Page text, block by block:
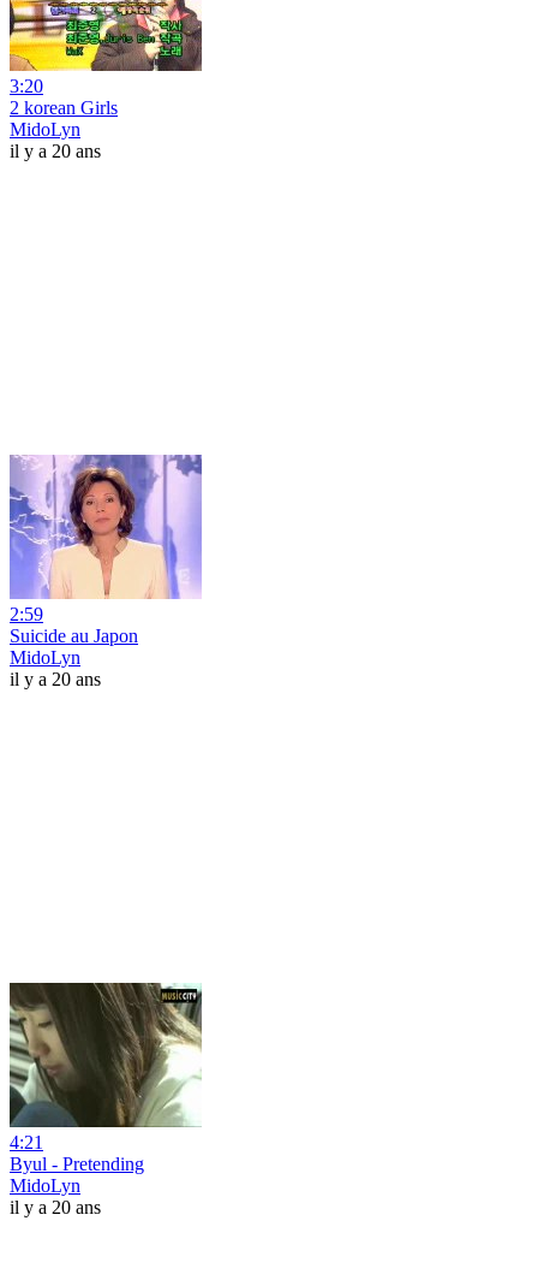
3:20
2 korean Girls
MidoLyn
il y a 20 ans
2:59
Suicide au Japon
MidoLyn
il y a 20 ans
4:21
Byul - Pretending
MidoLyn
il y a 20 ans